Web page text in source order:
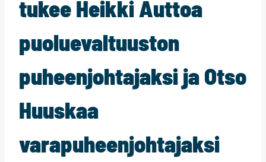
tukee Heikki Auttoa
puoluevaltuuston
puheenjohtajaksi ja Otso
Huuskaa
varapuheenjohtajaksi